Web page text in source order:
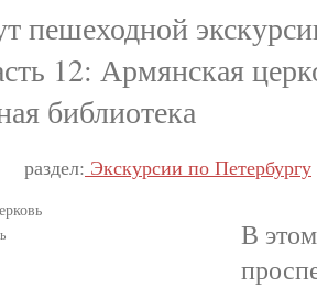
пешеходной
12: Армянская
библиотека
раздел: Экскурсии по Петербургу
В